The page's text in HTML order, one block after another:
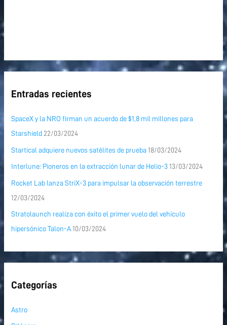
Entradas recientes
SpaceX y la NRO firman un acuerdo de $1,8 mil millones para
Starshield 22/03/2024
Startical adquiere nuevos satélites de prueba 18/03/2024
Interlune: Pioneros en la extracción lunar de Helio-3 13/03/2024
Rocket Lab lanza StriX-3 para impulsar la observación terrestre
12/03/2024
Stratolaunch realiza con éxito el primer vuelo del vehículo
hipersónico Talon-A 10/03/2024
Categorías
Astro